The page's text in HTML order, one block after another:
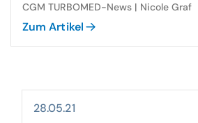
CGM TURBOMED-News | Nicole Graf
Zum Artikel
28.05.21